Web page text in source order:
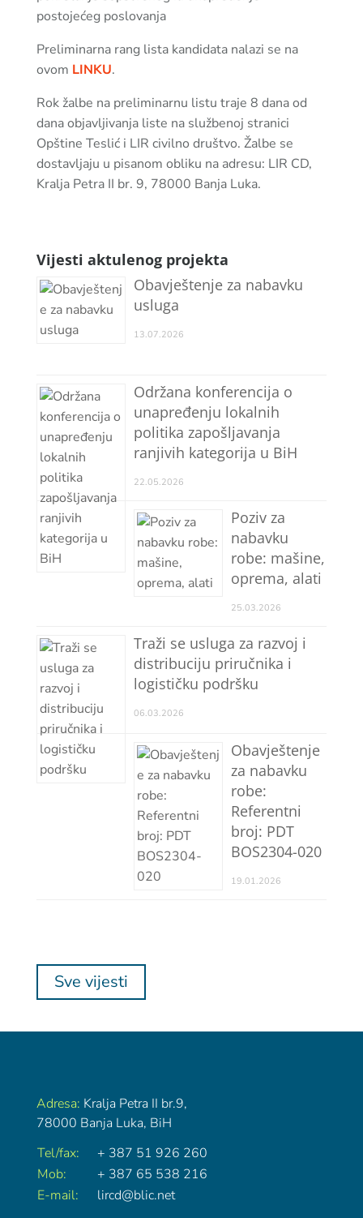
postojećeg poslovanja
Preliminarna rang lista kandidata nalazi se na
ovom LINKU.
Rok žalbe na preliminarnu listu traje 8 dana od
dana objavljivanja liste na službenoj stranici
Opštine Teslić i LIR civilno društvo. Žalbe se
dostavljaju u pisanom obliku na adresu: LIR CD,
Kralja Petra II br. 9, 78000 Banja Luka.
Vijesti aktulenog projekta
Obavještenje za nabavku
usluga
13.07.2026
Održana konferencija o
unapređenju lokalnih
politika zapošljavanja
ranjivih kategorija u BiH
22.05.2026
Poziv za
nabavku
robe: mašine,
oprema, alati
25.03.2026
Traži se usluga za razvoj i
distribuciju priručnika i
logističku podršku
06.03.2026
Obavještenje
za nabavku
robe:
Referentni
broj: PDT
BOS2304-020
19.01.2026
Sve vijesti
Adresa: Kralja Petra II br.9,
78000 Banja Luka, BiH
Tel/fax:
+ 387 51 926 260
Mob:
+ 387 65 538 216
E-mail:
lircd@blic.net